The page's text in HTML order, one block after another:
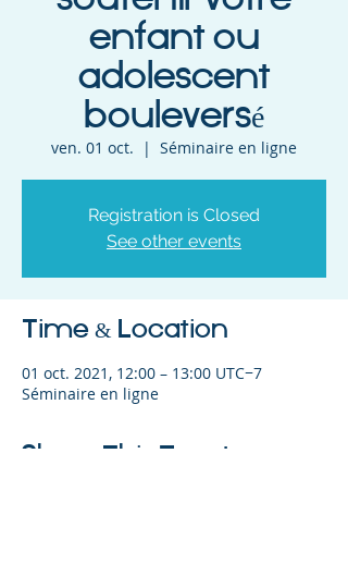
enfant ou
adolescent
bouleversé
ven. 01 oct.
  |
Séminaire en ligne
Registration is Closed
See other events
Time & Location
01 oct. 2021, 12:00 – 13:00 UTC−7
Séminaire en ligne
Share This Event